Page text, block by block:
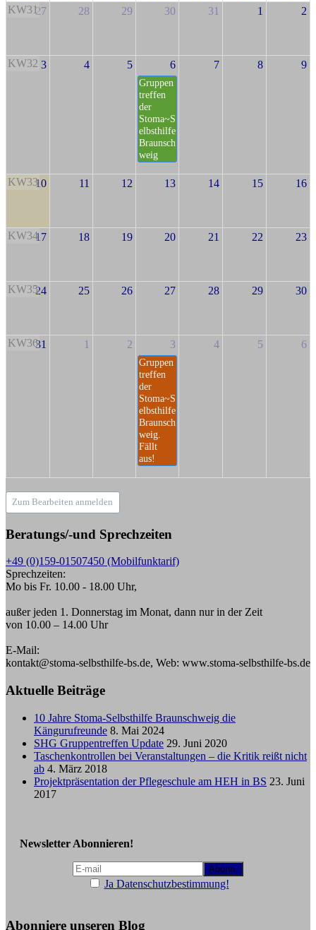
KW3127 28 29 30 31 1 2
KW32 3 4 5 6
Gruppen
treffen
der
Stoma~S
elbsthilfe
Braunsch
weig
7 8 9
KW3310 11 12 13 14 15 16
KW3417 18 19 20 21 22 23
KW3524 25 26 27 28 29 30
KW3631 1 2 3
Gruppen
treffen
der
Stoma~S
elbsthilfe
Braunsch
weig.
Fällt
aus!
4 5 6
Zum Bearbeiten anmelden
Beratungs/-und Sprechzeiten
+49 (0)159-01507450 (Mobilfunktarif)
Sprechzeiten:
Mo bis Fr. 10.00 - 18.00 Uhr,
außer jeden 1. Donnerstag im Monat, dann nur in der Zeit
von 10.00 – 14.00 Uhr
E-Mail:
kontakt@stoma-selbsthilfe-bs.de, Web: www.stoma-selbsthilfe-bs.de
Aktuelle Beiträge
10 Jahre Stoma-Selbsthilfe Braunschweig die
Kängurufreunde 8. Mai 2024
SHG Gruppentreffen Update 29. Juni 2020
Taschenkontrollen bei Veranstaltungen – die Kritik reißt nicht
ab 4. März 2018
Projektpräsentation der Pflegeschule am HEH in BS 23. Juni
2017
Newsletter Abonnieren!
Ja Datenschutzbestimmung!
Abonniere unseren Blog